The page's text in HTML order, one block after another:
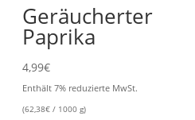
Geräucherter
Paprika
4,99€
Enthält 7% reduzierte MwSt.
(62,38€ / 1000 g)